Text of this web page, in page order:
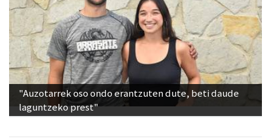
"Auzotarrek oso ondo erantzuten dute, beti daude
laguntzeko prest"